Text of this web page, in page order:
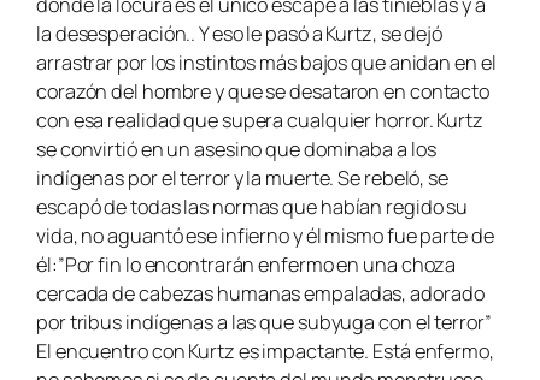
la desesperación.. Y eso le pasó a Kurtz, se dejó
arrastrar por los instintos más bajos que anidan en el
corazón del hombre y que se desataron en contacto
con esa realidad que supera cualquier horror. Kurtz
se convirtió en un asesino que dominaba a los
indígenas por el terror y la muerte. Se rebeló, se
escapó de todas las normas que habían regido su
vida, no aguantó ese infierno y él mismo fue parte de
él:”Por fin lo encontrarán enfermo en una choza
cercada de cabezas humanas empaladas, adorado
por tribus indígenas a las que subyuga con el terror”
El encuentro con Kurtz es impactante. Está enfermo,